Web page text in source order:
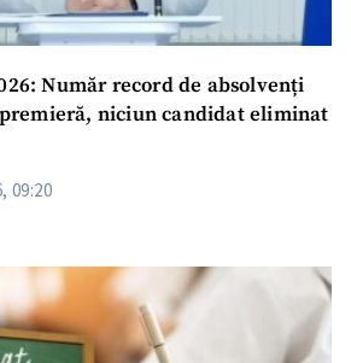
Număr record de absolvenți
niciun candidat eliminat
09:20